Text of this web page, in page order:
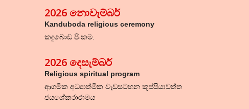
2026 නොවැම්බර්
Kanduboda religious ceremony
කඳුබොඩ පිංකම.
2026දෙසැම්බර්
Religious spiritual program
ආගමික අධ්‍යාත්මික වැඩසටහන කුප්පියාවත්ත
ජයශේකරාරාමය